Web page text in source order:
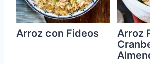
Arroz con Fideos
Arroz